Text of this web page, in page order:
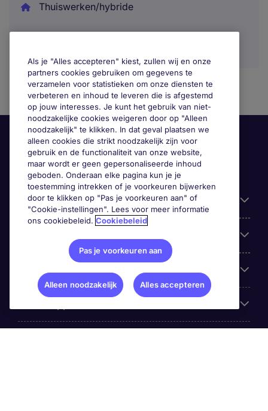
Thuiswerken/hybride
Handige informatie
Google Rating
Als je "Alles accepteren" kiest, zullen wij en onze
partners cookies gebruiken om gegevens te
verzamelen voor statistieken om onze diensten te
verbeteren en inhoud te leveren die is afgestemd
op jouw interesses. Je kunt het gebruik van niet-
noodzakelijke cookies weigeren door op "Alleen
noodzakelijk" te klikken. In dat geval plaatsen we
alleen cookies die strikt noodzakelijk zijn voor
gebruik en de functionaliteit van onze website,
maar wordt er geen gepersonaliseerde inhoud
geboden. Onderaan elke pagina kun je je
toestemming intrekken of je voorkeuren bijwerken
door te klikken op "Pas je voorkeuren aan" of
"Cookie-instellingen". Lees voor meer informatie
ons cookiebeleid. Cookiebeleid
Pas je voorkeuren aan
Alleen noodzakelijk Alles accepteren